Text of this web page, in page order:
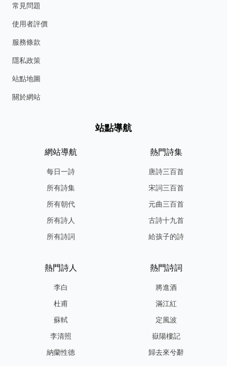
常見問題
使用者評價
服務條款
隱私政策
站點地圖
關於網站
站點導航
網站導航
每日一詩
所有詩集
所有朝代
所有詩人
所有詩詞
熱門詩集
唐詩三百首
宋詞三百首
元曲三百首
古詩十九首
給孩子的詩
熱門詩人
李白
杜甫
蘇軾
李清照
納蘭性德
熱門詩詞
將進酒
滿江紅
定風波
嶽陽樓記
歸去來兮辭